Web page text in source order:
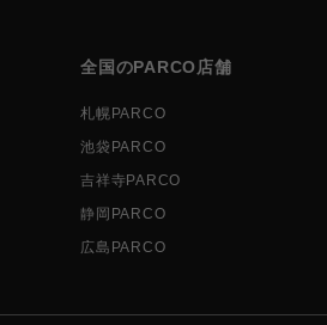
全国のPARCO店舗
札幌PARCO
池袋PARCO
吉祥寺PARCO
静岡PARCO
広島PARCO